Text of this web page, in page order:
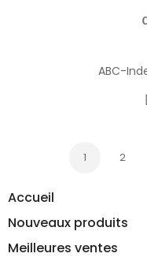
Accueil
Nouveaux produits
Meilleures ventes
ABC-
1 2